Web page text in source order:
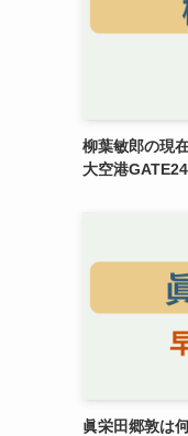
柳葉敏郎の現
大空港
眞栄田郷敦は